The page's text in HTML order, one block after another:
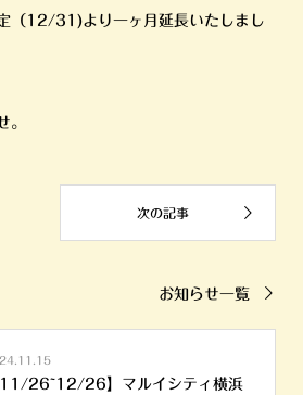
（12/31)より一ヶ月延長いたしまし
。
お知らせ一覧
11/26~12/26】マルイシティ横浜